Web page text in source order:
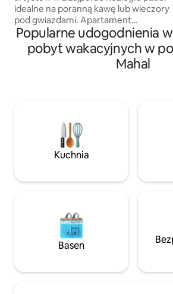
idealne na poranną kawę lub wieczory
pod gwiazdami. Apartament
rozrywkowy: najnowocześniejszy
projektor i elegancki stół bilardowy
zapewniają najlepszą zabawę.
smakoszy: elegancka przestrzeń do
kulinarnych kreacji i stylowego
delektowania się napojami Dolce Den
niezapomniane wrażenia.
Popularne udogodnienia
pobyt wakacyjnych w
Mahal
Kuchnia
Basen